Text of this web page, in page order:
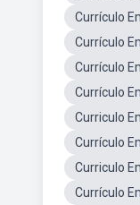
Currículo
Currículo
Currículo
Currículo
Curriculo
Currículo
Curriculo
Currículo